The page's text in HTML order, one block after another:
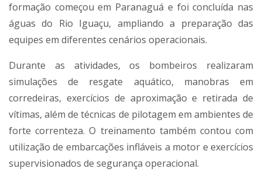
formação começou em Paranaguá e foi concluída nas
águas do Rio Iguaçu, ampliando a preparação das
equipes em diferentes cenários operacionais.
Durante as atividades, os bombeiros realizaram
simulações de resgate aquático, manobras em
corredeiras, exercícios de aproximação e retirada de
vítimas, além de técnicas de pilotagem em ambientes de
forte correnteza. O treinamento também contou com
utilização de embarcações infláveis a motor e exercícios
supervisionados de segurança operacional.